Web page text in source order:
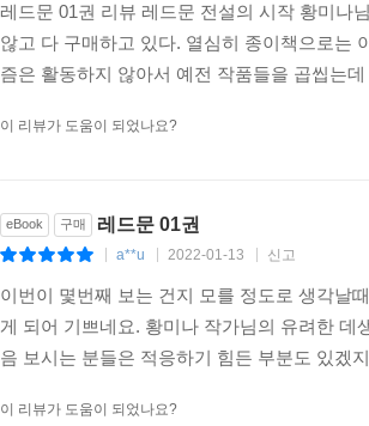
레드문 01권 리뷰 레드문 전설의 시작 황미나
않고 다 구매하고 있다. 열심히 종이책으로는
즘은 활동하지 않아서 예전 작품들을 곱씹는
이 리뷰가 도움이 되었나요?
eBook 구매 레드문 01권
a**u 2022-01-13 신고
이번이 몇번째 보는 건지 모를 정도로 생각날
게 되어 기쁘네요. 황미나 작가님의 유려한
음 보시는 분들은 적응하기 힘든 부분도 있겠
이 리뷰가 도움이 되었나요?